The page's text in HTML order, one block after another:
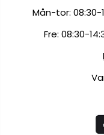
Mån-tor: 08:30-
Fre: 08:30-